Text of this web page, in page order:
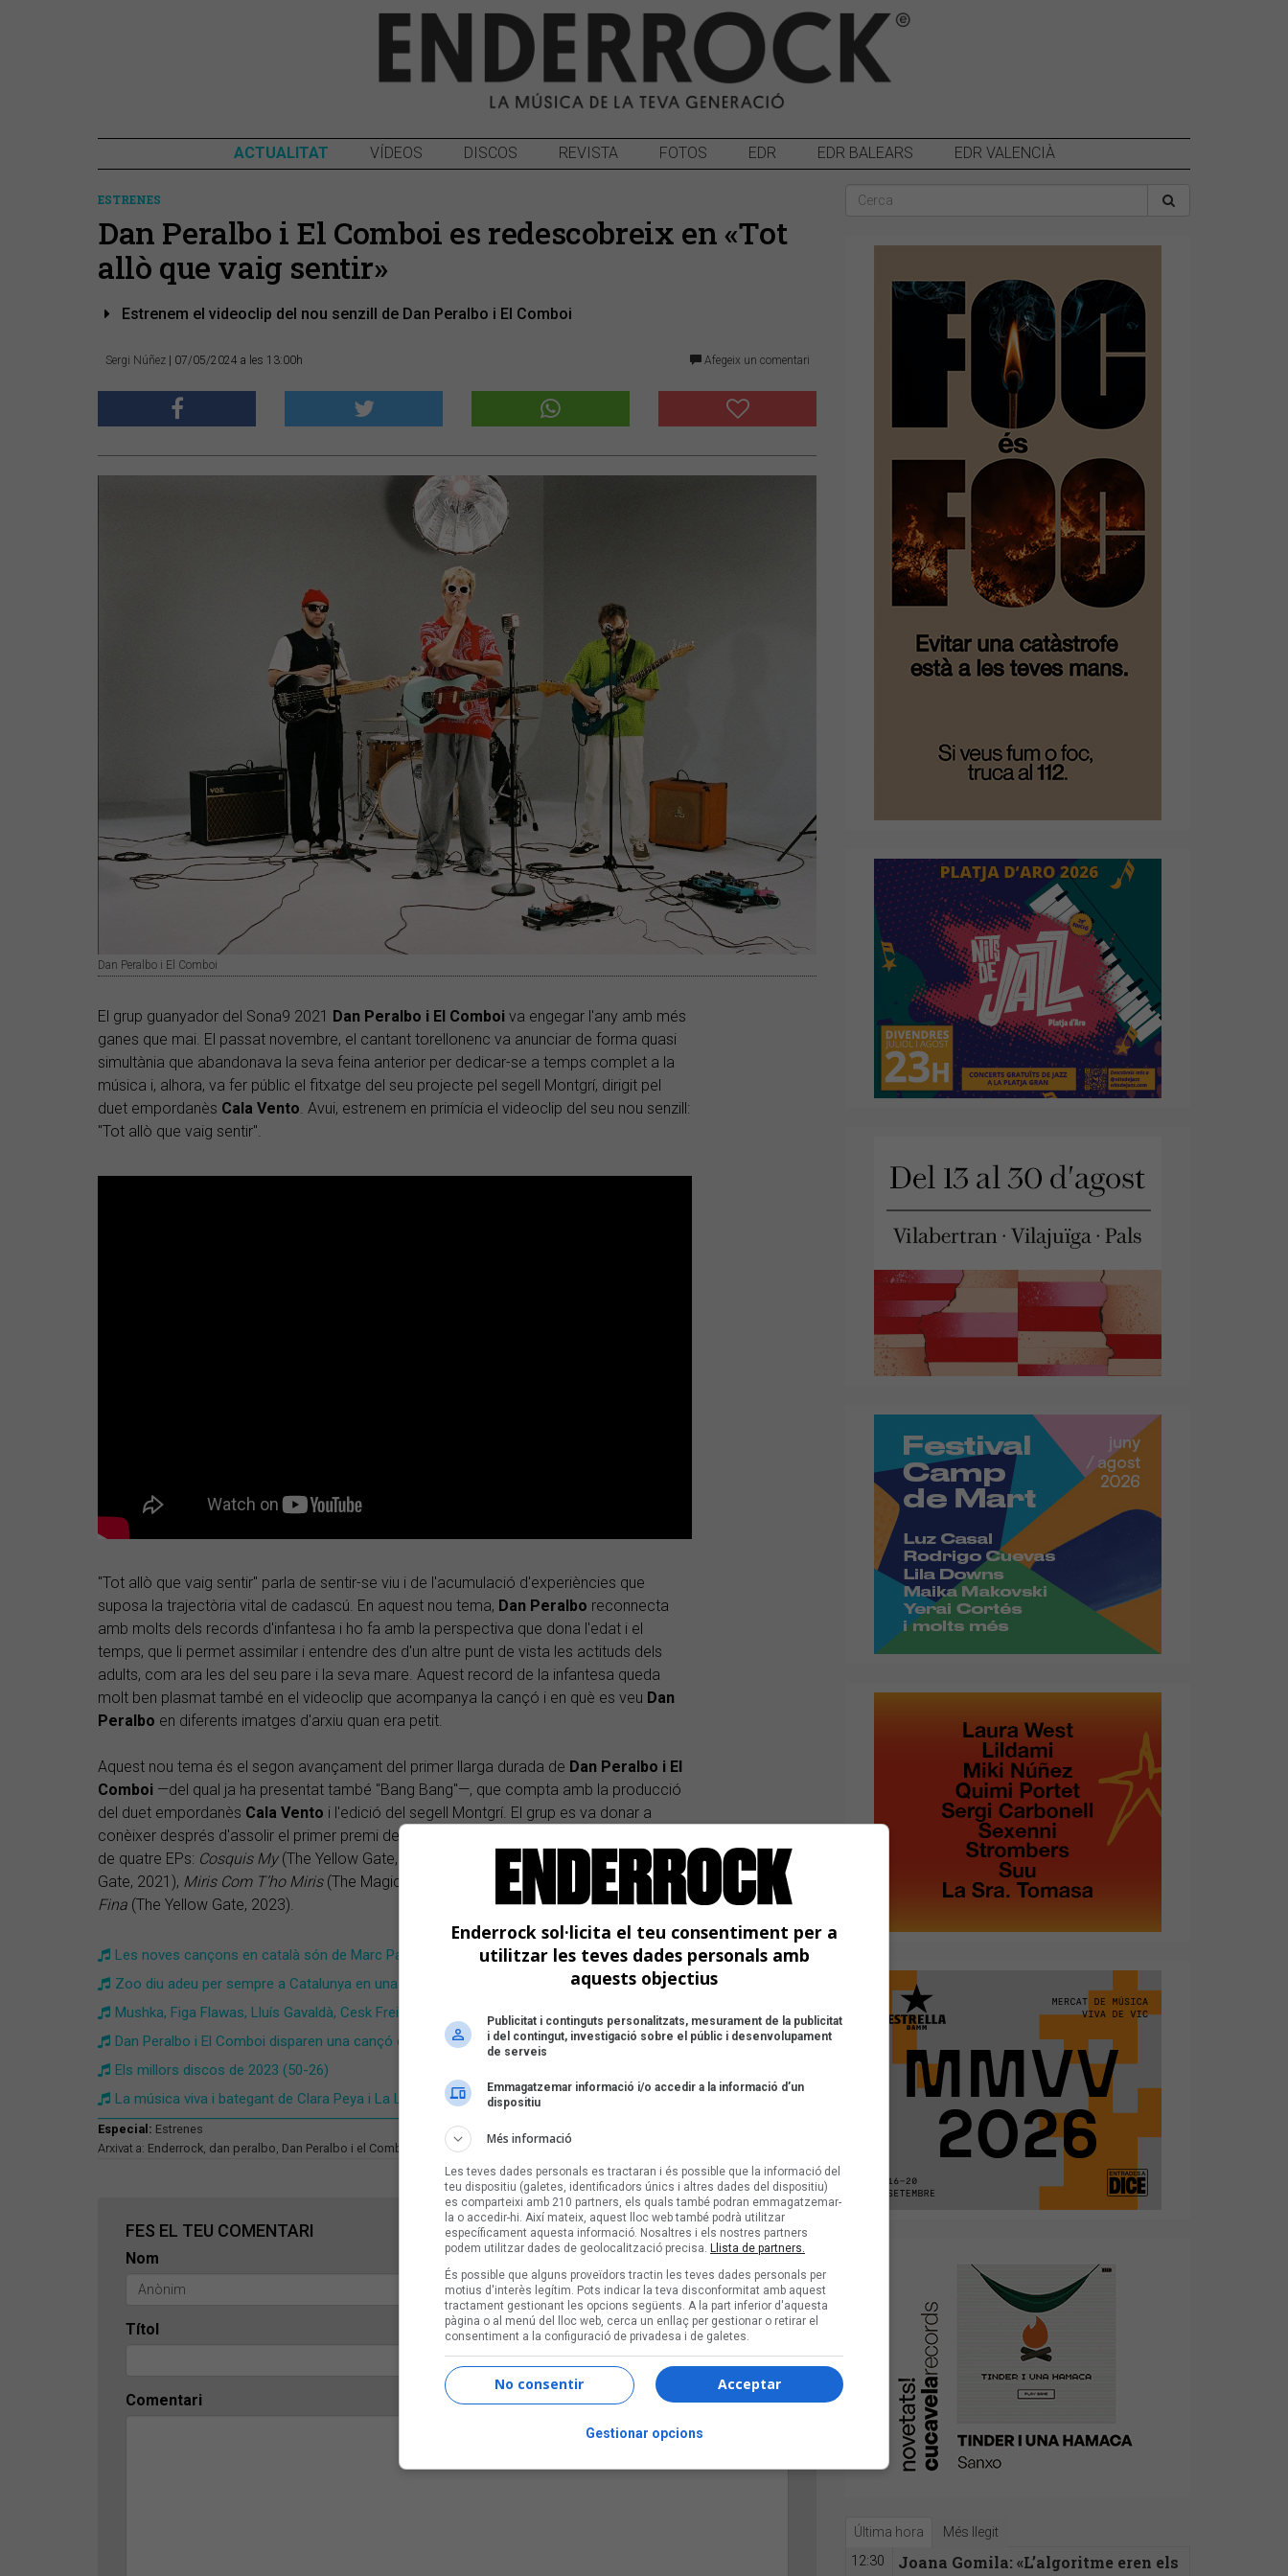
ACTUALITAT VÍDEOS DISCOS REVISTA FOTOS EDR EDR BALEARS EDR VALENCIÀ
ESTRENES
Dan Peralbo i El Comboi es redescobreix en «Tot
allò que vaig sentir»
Estrenem el videoclip del nou senzill de Dan Peralbo i El Comboi
Sergi Núñez | 07/05/2024 a les 13:00h Afegeix un comentari
Dan Peralbo i El Comboi
El grup guanyador del Sona9 2021 Dan Peralbo i El Comboi va engegar l'any amb més
ganes que mai. El passat novembre, el cantant torellonenc va anunciar de forma quasi
simultània que abandonava la seva feina anterior per dedicar-se a temps complet a la
música i, alhora, va fer públic el fitxatge del seu projecte pel segell Montgrí, dirigit pel
duet empordanès Cala Vento. Avui, estrenem en primícia el videoclip del seu nou senzill:
"Tot allò que vaig sentir".
"Tot allò que vaig sentir" parla de sentir-se viu i de l'acumulació d'experiències que
suposa la trajectòria vital de cadascú. En aquest nou tema, Dan Peralbo reconnecta
amb molts dels records d'infantesa i ho fa amb la perspectiva que dona l'edat i el
temps, que li permet assimilar i entendre des d'un altre punt de vista les actituds dels
adults, com ara les del seu pare i la seva mare. Aquest record de la infantesa queda
molt ben plasmat també en el videoclip que acompanya la cançó i en què es veu Dan
Peralbo en diferents imatges d'arxiu quan era petit.
Aquest nou tema és el segon avançament del primer llarga durada de Dan Peralbo i El
Comboi —del qual ja ha presentat també "Bang Bang"—, que compta amb la producció
del duet empordanès Cala Vento i l'edició del segell Montgrí. El grup es va donar a
conèixer després d'assolir el primer premi del Sona9 2021 i fins ara, ha publicat un total
de quatre EPs: Cosquis My (The Yellow Gate, 2020) Immaculada concepció(The Yellow
Gate, 2021), Miris Com T’ho Miris(The Magic Mountain / The Yellow Gate, 2022) i Cosa
Fina (The Yellow Gate, 2023).
Les noves cançons en català són de Marc Parrot amb Joan Dausà, Núria Duran, Colomet, Sau30 i Glaucs
Zoo diu adeu per sempre a Catalunya en una Telecogresca multitudinària
Mushka, Figa Flawas, Lluís Gavaldà, Cesk Freixas i Socunbohemio, entre les novetats de la setmana
Dan Peralbo i El Comboi disparen una cançó d'amor interclassista
Els millors discos de 2023 (50-26)
La música viva i bategant de Clara Peya i La Ludwig Band
Especial: Estrenes
Arxivat a: Enderrock dan peralbo Dan Peralbo i el Comboi estrenes
FES EL TEU COMENTARI
Nom
Títol
Comentari
Última hora Més llegit
12:30
Joana Gomila: «L’algoritme eren els
Enderrock sol·licita el teu consentiment per a
utilitzar les teves dades personals amb
aquests objectius
Publicitat i continguts personalitzats, mesurament de la publicitat
i del contingut, investigació sobre el públic i desenvolupament
de serveis
Emmagatzemar informació i/o accedir a la informació d’un
dispositiu
Més informació
Les teves dades personals es tractaran i és possible que la informació del
teu dispositiu (galetes, identificadors únics i altres dades del dispositiu)
es comparteixi amb 210 partners, els quals també podran emmagatzemar-
la o accedir-hi. Així mateix, aquest lloc web també podrà utilitzar
específicament aquesta informació. Nosaltres i els nostres partners
podem utilitzar dades de geolocalització precisa. Llista de partners.
És possible que alguns proveïdors tractin les teves dades personals per
motius d'interès legítim. Pots indicar la teva disconformitat amb aquest
tractament gestionant les opcions següents. A la part inferior d'aquesta
pàgina o al menú del lloc web, cerca un enllaç per gestionar o retirar el
consentiment a la configuració de privadesa i de galetes.
Acceptar
No consentir
Gestionar opcions